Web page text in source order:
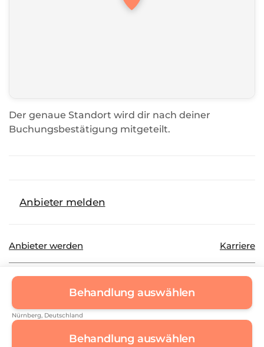
Der genaue Standort wird dir nach deiner
Buchungsbestätigung mitgeteilt.
Anbieter melden
Anbieter werden Karriere
Datenschutz
Behandlung auswählen
Nürnberg, Deutschland
Behandlung auswählen